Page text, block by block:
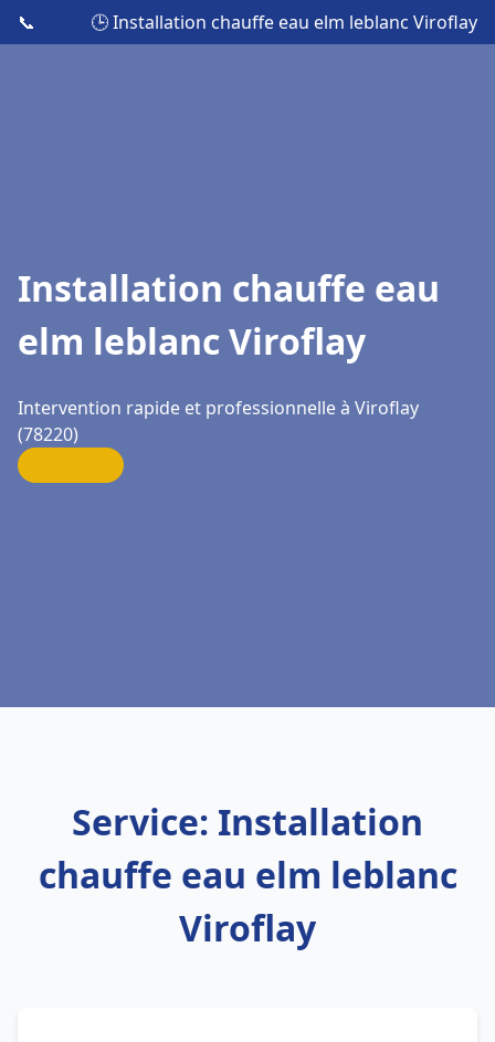
📞 🕒 Installation chauffe eau elm leblanc Viroflay
Installation chauffe eau
elm leblanc Viroflay
Intervention rapide et professionnelle à Viroflay
(78220)
Service: Installation
chauffe eau elm leblanc
Viroflay